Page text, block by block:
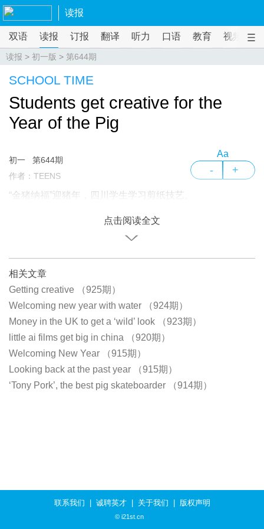
读报
双语 读报 订报 翻译 听力 口语 教育 视频
读报 > 初一版 > 第644期
SCHOOL TIME
Students get creative for the
Year of the Pig
初一
第644期
作者：TEENS
Aa
- +
“金猪纳福”迎猪年，四川学生学习剪纸技艺。
点击阅读全文
相关文章
Getting creative （925期）
Welcoming new year with water （924期）
Money in the UK to get a ‘wild’ look （923期）
little ai films get big in china （920期）
Welcoming New Year （915期）
Looking back at the past year （915期）
‘Tony Pork’, the best pig skateboarder （914期）
联系我们 诚聘英才| 关于我们 版权声明
© i21st.cn